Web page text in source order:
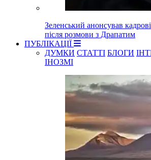
Зеленський анонсував
після розмови з Драпатим
ПУБЛІКАЦІЇ
ДУМКИ СТАТТІ БЛОГИ
ІНОЗМІ